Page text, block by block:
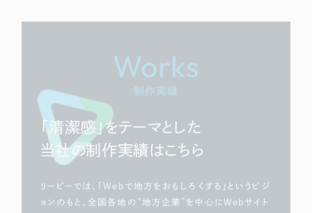
Works
制作実績
「清潔感」をテーマとした
当社の制作実績はこちら
リーピーでは、「Webで地方をおもしろくする」というビジ
ョンのもと、全国各地の”地方企業”を中心にWebサイト